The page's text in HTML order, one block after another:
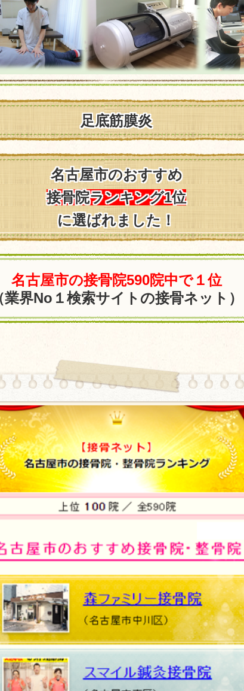
足底筋膜炎
名古屋市のおすすめ
接骨院ランキング1位
に選ばれました！
名古屋市の接骨院590院中で１位
業界No１検索サイトの接骨ネット）